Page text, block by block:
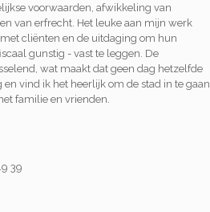
voorwaarden, afwikkeling van
van erfrecht. Het leuke aan mijn werk
cliënten en de uitdaging om hun
gunstig - vast te leggen. De
wat maakt dat geen dag hetzelfde
vind ik het heerlijk om de stad in te gaan
familie en vrienden.
39